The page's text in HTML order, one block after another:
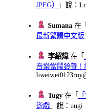
JPEG）
」說：
Sumana 在「
最新繁體中文版
李紹煒在「
音樂當鬧鈴聲
Tugy 在「
遊戲 」說：uugi